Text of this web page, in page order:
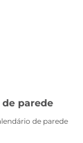
parede
de parede